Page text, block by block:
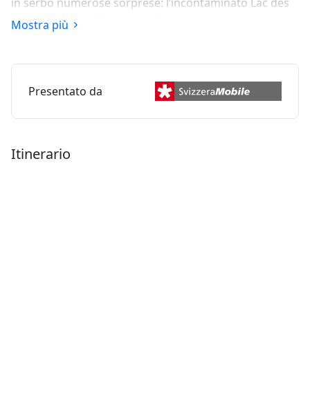
Joncs, il Pont de Fégire (confine cantonale) e una
maestosa vista sulle Prealpi e sul lago Lemano, oltre a
Mostra più
Presentato da
Itinerario